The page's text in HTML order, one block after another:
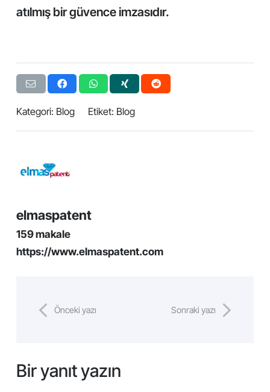
atılmış bir güvence imzasıdır.
Kategori: Blog Etiket: Blog
elmaspatent
159 makale
https://www.elmaspatent.com
Önceki yazı Sonraki yazı
Bir yanıt yazın